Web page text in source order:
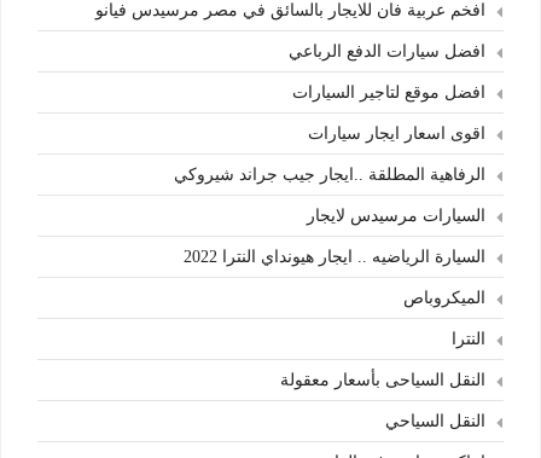
افخم عربية فان للايجار بالسائق في مصر مرسيدس فيانو
افضل سيارات الدفع الرباعي
افضل موقع لتاجير السيارات
اقوى اسعار ايجار سيارات
الرفاهية المطلقة ..ايجار جيب جراند شيروكي
السيارات مرسيدس لايجار
السيارة الرياضيه .. ايجار هيونداي النترا 2022
الميكروباص
النترا
النقل السياحى بأسعار معقولة
النقل السياحي